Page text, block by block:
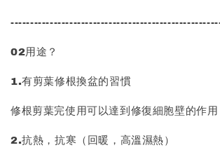
02用途？
1.有剪葉修根換盆的習慣
修根剪葉完使用可以達到修復細胞壁的作用
2.抗熱，抗寒（回暖，高溫濕熱）